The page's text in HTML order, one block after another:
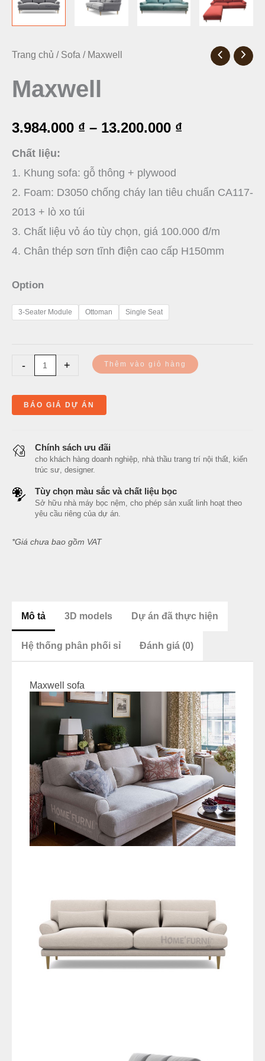
Trang chủ / Sofa / Maxwell
Maxwell
3.984.000 ₫ – 13.200.000 ₫
Khoảng
13.200.000 ₫
Chất liệu:
1. Khung sofa: gỗ thông + plywood
2. Foam: D3050 chống cháy lan tiêu chuẩn CA117-
2013 + lò xo túi
3. Chất liệu vỏ áo tùy chọn, giá 100.000 đ/m
4. Chân thép sơn tĩnh điện cao cấp H150mm
Option
3-Seater Module Ottoman Single Seat
-
Maxwell
lượng
+ Thêm vào giỏ hàng
BÁO GIÁ DỰ ÁN
Chính sách ưu đãi
cho khách hàng doanh nghiệp, nhà thầu trang trí nội thất, kiến
trúc sư, designer.
Tùy chọn màu sắc và chất liệu bọc
Sở hữu nhà máy bọc nệm, cho phép sản xuất linh hoạt theo
yêu cầu riêng của dự án.
*Giá chưa bao gồm VAT
Mô tả 3D models Dự án đã thực hiện
Hệ thống phân phối sỉ Đánh giá (0)
Maxwell sofa